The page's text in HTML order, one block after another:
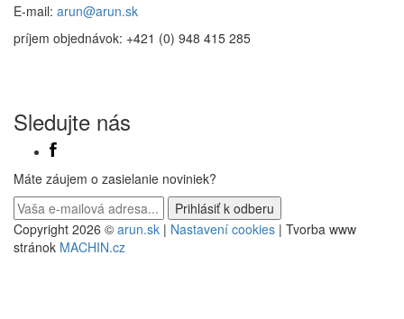
E-mail: arun@arun.sk
príjem objednávok: +421 (0) 948 415 285
Sledujte nás
Máte záujem o zasielanie noviniek?
Copyright 2026 © arun.sk | Nastavení cookies | Tvorba www
stránok MACHIN.cz